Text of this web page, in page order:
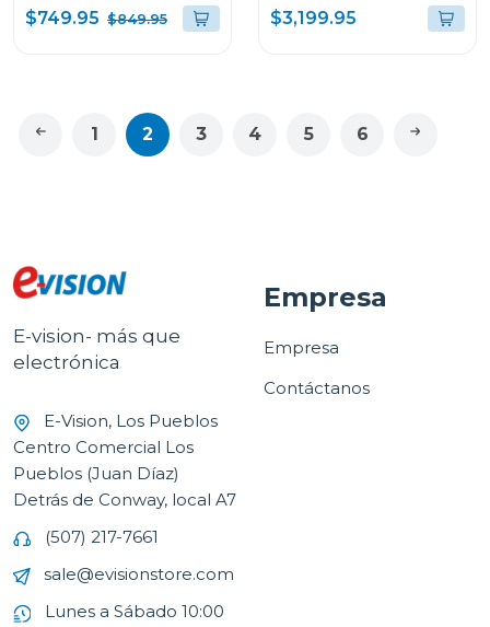
e pz 16-50mm f3.5-5.6
oss ii
$749.95 $849.95
DE 35MM Y 61MP
(SOLO CUERPO)
$3,199.95
1 2 3 4 5 6
E-vision- más que
electrónica
E-Vision, Los Pueblos
Centro Comercial Los
Pueblos (Juan Díaz)
Detrás de Conway, local A7
(507) 217-7661
sale@evisionstore.com
Lunes a Sábado 10:00
Empresa
Empresa
Contáctanos